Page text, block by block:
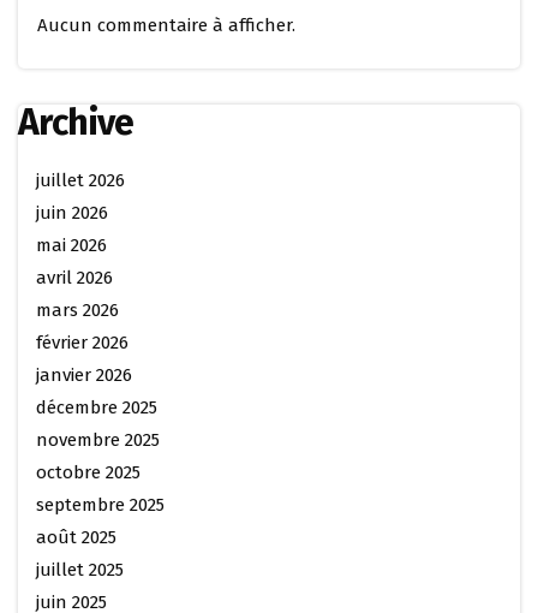
Aucun commentaire à afficher.
Archive
juillet 2026
juin 2026
mai 2026
avril 2026
mars 2026
février 2026
janvier 2026
décembre 2025
novembre 2025
octobre 2025
septembre 2025
août 2025
juillet 2025
juin 2025